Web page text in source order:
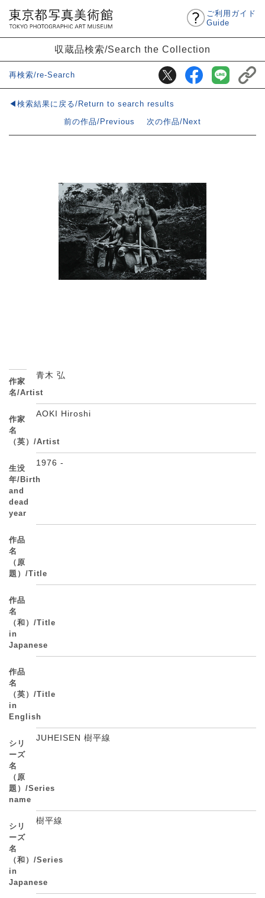
ご利用ガイド
Guide
収蔵品検索/Search the Collection
再検索/re-Search
◀検索結果に戻る/Return to search results
前の作品/Previous
次の作品/Next
作家
名/Artist
青木 弘
作家
名
（英）/Artist
AOKI Hiroshi
生没
年/Birth
and
dead
year
1976 -
作品
名
（原
題）/Title
作品
名
（和）/Title
in
Japanese
作品
名
（英）/Title
in
English
シリ
ーズ
名
（原
題）/Series
name
JUHEISEN 樹平線
シリ
ーズ
名
（和）/Series
in
Japanese
樹平線